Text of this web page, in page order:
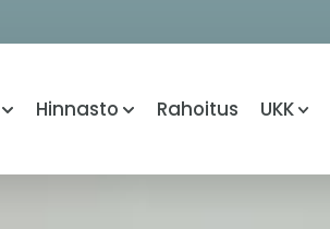
Hinnasto Rahoitus UKK